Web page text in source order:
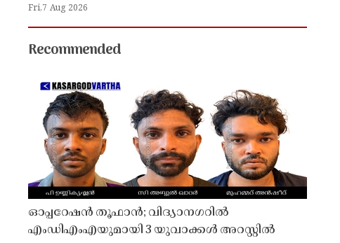
Fri,7 Aug 2026
Recommended
ഓപ്പറേഷൻ തൂഫാൻ; വിദ്യാനഗറിൽ
എംഡിഎംഎയുമായി 3 യുവാക്കൾ അറസ്റ്റിൽ